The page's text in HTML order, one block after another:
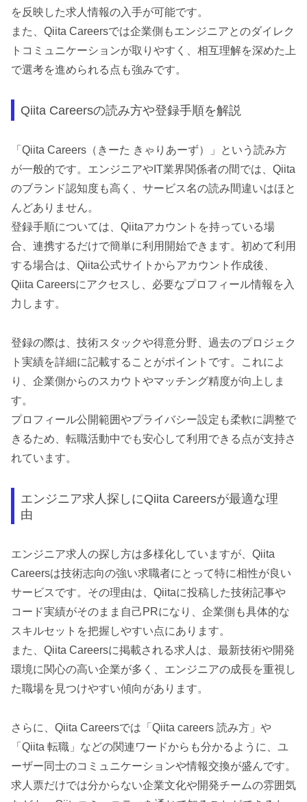
を反映した求人情報の入手が可能です。
また、Qiita Careersでは企業側もエンジニアとのダイレク
トコミュニケーションが取りやすく、相互理解を深めた上
で選考を進められる点も強みです。
Qiita Careersの読み方や登録手順を解説
「Qiita Careers（きーた きゃりあーず）」という読み方
が一般的です。エンジニアやIT業界関係者の間では、Qiita
のブランド認知度も高く、サービス名の読み間違いはほと
んどありません。
登録手順については、Qiitaアカウントを持っている場
合、連携するだけで簡単に利用開始できます。初めて利用
する場合は、Qiita公式サイトからアカウント作成後、
Qiita Careersにアクセスし、必要なプロフィール情報を入
力します。
登録の際は、技術スタックや得意分野、過去のプロジェク
ト実績を詳細に記載することがポイントです。これによ
り、企業側からのスカウトやマッチング精度が向上しま
す。
プロフィール公開範囲やプライバシー設定も柔軟に調整で
きるため、転職活動中でも安心して利用できる点が支持さ
れています。
エンジニア求人探しにQiita Careersが最適な理
由
エンジニア求人の探し方は多様化していますが、Qiita
Careersは技術志向の強い求職者にとって特に相性が良い
サービスです。その理由は、Qiitaに投稿した技術記事や
コード実績がそのまま自己PRになり、企業側も具体的な
スキルセットを把握しやすい点にあります。
また、Qiita Careersに掲載される求人は、最新技術や開発
環境に関心の高い企業が多く、エンジニアの成長を重視し
た職場を見つけやすい傾向があります。
さらに、Qiita Careersでは「Qiita careers 読み方」や
「Qiita 転職」などの関連ワードからも分かるように、ユ
ーザー同士のコミュニケーションや情報交換が盛んです。
求人票だけでは分からない企業文化や開発チームの雰囲気